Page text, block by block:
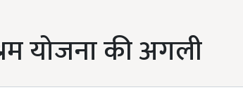
योजना की अगली